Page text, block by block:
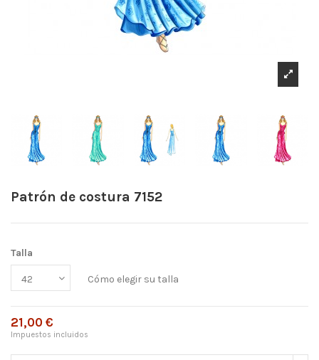
Patrón de costura 7152
Talla
Cómo elegir su talla
21,00 €
Impuestos incluidos